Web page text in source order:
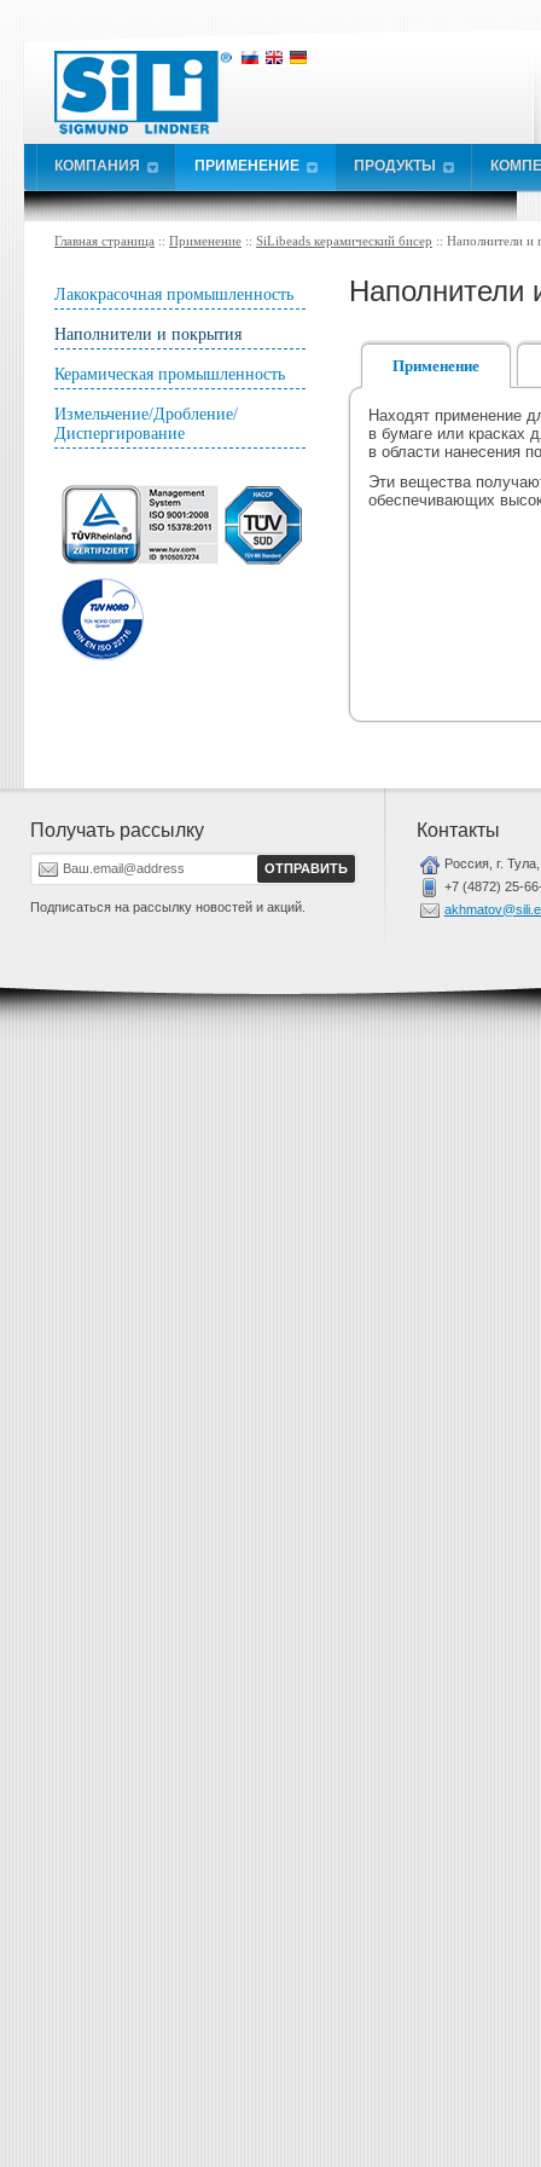
КОМПАНИЯ ПРИМЕНЕНИЕ ПРОДУКТЫ
Главная страница :: Применение :: SiLibeads керамический бисер :: Наполнители и
Лакокрасочная промышленность
Наполнители и покрытия
Керамическая промышленность
Измельчение/Дробление/
Диспергирование
Наполнители
Применение
Находят применение
в бумаге или красках
в области нанесения
Эти вещества
обеспечивающих
Получать рассылку
Подписаться на рассылку новостей и акций.
Контакты
Россия, г.
+7 (4872) 25-